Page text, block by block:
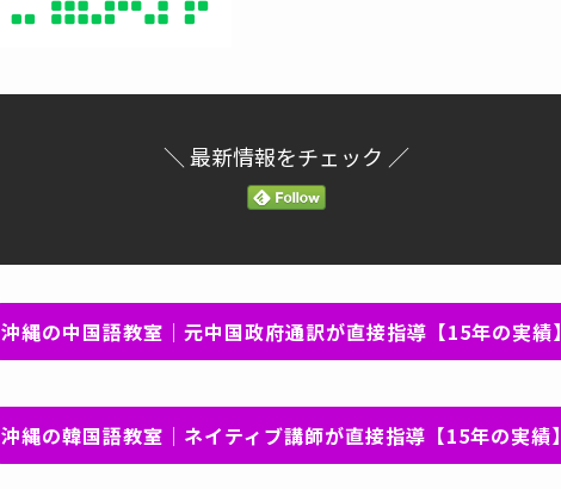
＼ 最新情報をチェック ／
沖縄の中国語教室｜元中国政府通訳が直接指導【15年の実績】
沖縄の韓国語教室｜ネイティブ講師が直接指導【15年の実績】